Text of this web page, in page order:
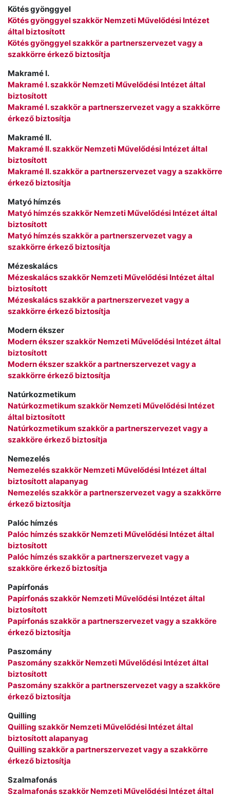
Kötés gyönggyel
Kötés gyönggyel szakkör Nemzeti Művelődési Intézet
által biztosított
Kötés gyönggyel szakkör a partnerszervezet vagy a
szakkörre érkező biztosítja
Makramé I.
Makramé I. szakkör Nemzeti Művelődési Intézet által
biztosított
Makramé I. szakkör a partnerszervezet vagy a szakkörre
érkező biztosítja
Makramé II.
Makramé II. szakkör Nemzeti Művelődési Intézet által
biztosított
Makramé II. szakkör a partnerszervezet vagy a szakkörre
érkező biztosítja
Matyó hímzés
Matyó hímzés szakkör Nemzeti Művelődési Intézet által
biztosított
Matyó hímzés szakkör a partnerszervezet vagy a
szakkörre érkező biztosítja
Mézeskalács
Mézeskalács szakkör Nemzeti Művelődési Intézet által
biztosított
Mézeskalács szakkör a partnerszervezet vagy a
szakkörre érkező biztosítja
Modern ékszer
Modern ékszer szakkör Nemzeti Művelődési Intézet által
biztosított
Modern ékszer szakkör a partnerszervezet vagy a
szakkörre érkező biztosítja
Natúrkozmetikum
Natúrkozmetikum szakkör Nemzeti Művelődési Intézet
által biztosított
Natúrkozmetikum szakkör a partnerszervezet vagy a
szakköre érkező biztosítja
Nemezelés
Nemezelés szakkör Nemzeti Művelődési Intézet által
biztosított alapanyag
Nemezelés szakkör a partnerszervezet vagy a szakkörre
érkező biztosítja
Palóc hímzés
Palóc hímzés szakkör Nemzeti Művelődési Intézet által
biztosított
Palóc hímzés szakkör a partnerszervezet vagy a
szakköre érkező biztosítja
Papírfonás
Papírfonás szakkör Nemzeti Művelődési Intézet által
biztosított
Papírfonás szakkör a partnerszervezet vagy a szakköre
érkező biztosítja
Paszomány
Paszomány szakkör Nemzeti Művelődési Intézet által
biztosított
Paszomány szakkör a partnerszervezet vagy a szakköre
érkező biztosítja
Quilling
Quilling szakkör Nemzeti Művelődési Intézet által
biztosított alapanyag
Quilling szakkör a partnerszervezet vagy a szakkörre
érkező biztosítja
Szalmafonás
Szalmafonás szakkör Nemzeti Művelődési Intézet által